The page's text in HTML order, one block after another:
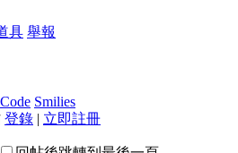
具 舉報
Code Smilies
登錄 | 立即註冊